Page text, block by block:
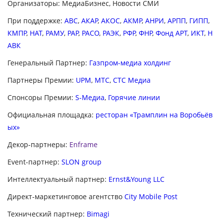
Организаторы: МедиаБизнес, Новости СМИ
При поддержке: ABC, АКАР, АКОС, АКМР, АНРИ, АРПП, ГИПП,
КМПР, НАТ, РАМУ, РАР, РАСО, РАЭК, РФР, ФНР, Фонд АРТ, ИКТ, Н
АВК
Генеральный Партнер: Газпром-медиа холдинг
Партнеры Премии: UPM, МТС, СТС Медиа
Спонсоры Премии: S-Медиа, Горячие линии
Официальная площадка: ресторан «Трамплин на Воробьёв
ых»
Декор-партнеры: Enframe
Event-партнер: SLON group
Интеллектуальный партнер: Ernst&Young LLC
Директ-маркетинговое агентство City Mobile Post
Технический партнер: Bimagi